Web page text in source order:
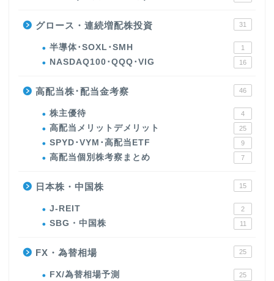
グロース・連続増配株投資 31
半導体･SOXL･SMH 1
NASDAQ100･QQQ･VIG 16
高配当株･配当金考察 46
株主優待 4
高配当メリットデメリット 25
SPYD･VYM･高配当ETF 9
高配当個別株考察まとめ 7
日本株・中国株 15
J-REIT 2
SBG・中国株 11
FX・為替相場 25
FX/為替相場予測 25